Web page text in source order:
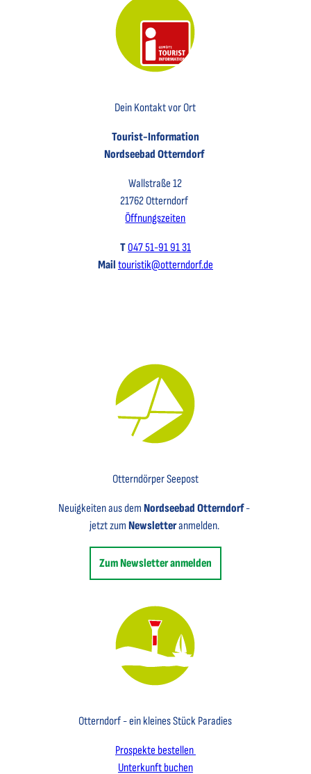
Dein Kontakt vor Ort
Tourist-Information
Nordseebad Otterndorf
Wallstraße 12
21762 Otterndorf
Öffnungszeiten
T047 51-91 91 31
Mail touristik@otterndorf.de
Otterndörper Seepost
Neuigkeiten aus demNordseebad Otterndorf-
jetzt zum Newsletteranmelden.
Zum Newsletter anmelden
Otterndorf - ein kleines Stück Paradies
Prospekte bestellen
Unterkunft buchen